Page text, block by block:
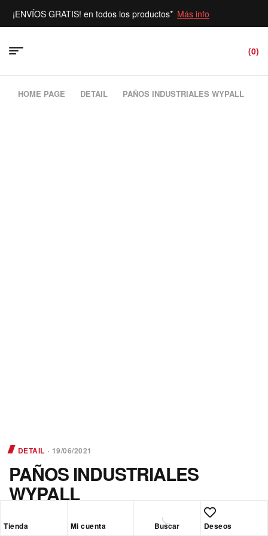
GRATIS! en todos los productos* Más info
(0)
HOME PAGE DETAIL PAÑOS INDUSTRIALES WYPALL
DETAIL 19/06/2021
PAÑOS INDUSTRIALES
WYPALL
Con los pañosWypall Force Max, obtendrás unos
Tienda Mi cuenta Buscar Deseos